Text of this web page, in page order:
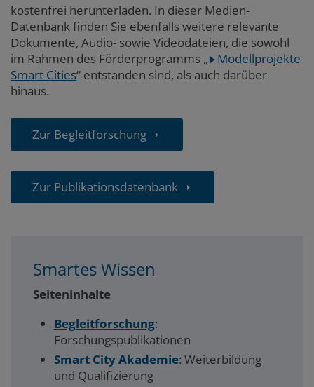
kostenfrei herunterladen. In dieser Medien-
Datenbank finden Sie ebenfalls weitere relevante
Dokumente, Audio- sowie Videodateien, die sowohl
im Rahmen des Förderprogramms „
Modellprojekte
Smart Cities“ entstanden sind, als auch darüber
hinaus.
Zur Begleitforschung
Zur Publikationsdatenbank
Smartes Wissen
Seiteninhalte
Begleitforschung:
Forschungspublikationen
Smart City Akademie: Weiterbildung
und Qualifizierung